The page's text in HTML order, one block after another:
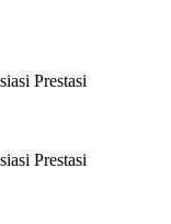
Prestasi
Prestasi